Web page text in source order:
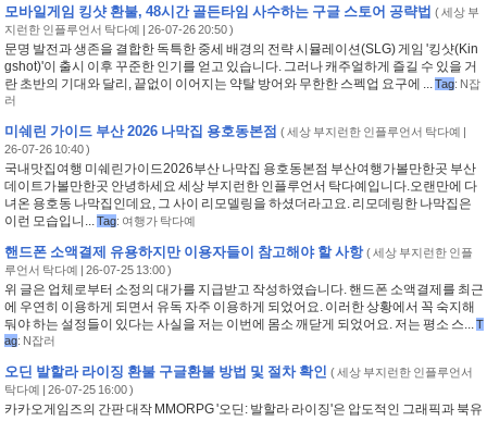
모바일게임 킹샷 환불, 48시간 골든타임 사수하는 구글 스토어 공략법 (세상 부
지런한 인플루언서 탁다예 | 26-07-26 20:50 )
문명 발전과 생존을 결합한 독특한 중세 배경의 전략 시뮬레이션(SLG) 게임 '킹샷(Kin
gshot)'이 출시 이후 꾸준한 인기를 얻고 있습니다. 그러나 캐주얼하게 즐길 수 있을 거
란 초반의 기대와 달리, 끝없이 이어지는 약탈 방어와 무한한 스펙업 요구에 ...Tag: N잡
러
미쉐린 가이드 부산 2026 나막집 용호동본점 (세상 부지런한 인플루언서 탁다예 |
26-07-26 10:40 )
국내맛집여행 미쉐린가이드2026부산 나막집 용호동본점 부산여행가볼만한곳 부산
데이트가볼만한곳 안녕하세요 세상 부지런한 인플루언서 탁다예입니다.오랜만에 다
녀온 용호동 나막집인데요, 그 사이 리모델링을 하셨더라고요. 리모데링한 나막집은
이런 모습입니...Tag: 여행가 탁다예
핸드폰 소액결제 유용하지만 이용자들이 참고해야 할 사항 (세상 부지런한 인플
루언서 탁다예 | 26-07-25 13:00 )
위 글은 업체로부터 소정의 대가를 지급받고 작성하였습니다. 핸드폰 소액결제를 최근
에 우연히 이용하게 되면서 유독 자주 이용하게 되었어요. 이러한 상황에서 꼭 숙지해
둬야 하는 설정들이 있다는 사실을 저는 이번에 몸소 깨닫게 되었어요. 저는 평소 스...T
ag: N잡러
오딘 발할라 라이징 환불 구글환불 방법 및 절차 확인 (세상 부지런한 인플루언서
탁다예 | 26-07-25 16:00 )
카카오게임즈의 간판 대작 MMORPG '오딘: 발할라 라이징'은 압도적인 그래픽과 북유